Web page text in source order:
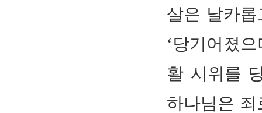
살은 날카
‘당기어졌
활 시위를
하나님은 죄